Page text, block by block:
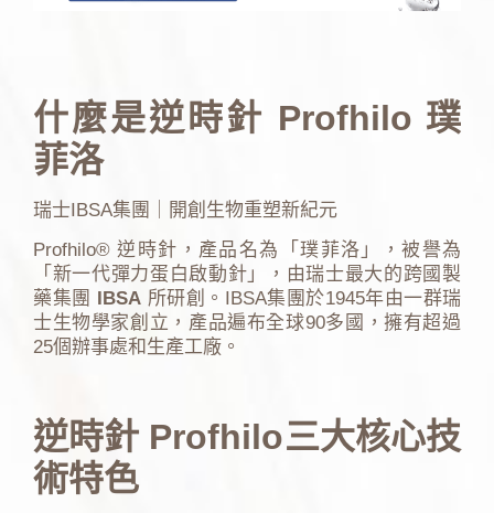
什麼是逆時針 Profhilo 璞
菲洛
瑞士IBSA集團｜開創生物重塑新紀元
Profhilo® 逆時針，產品名為「璞菲洛」，被譽為
「新一代彈力蛋白啟動針」，由瑞士最大的跨國製
藥集團
IBSA 所研創。IBSA集團於1945年由一群瑞
士生物學家創立，產品遍布全球90多國，擁有超過
25個辦事處和生產工廠。
逆時針 Profhilo三大核心技
術特色